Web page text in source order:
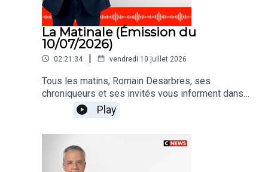
La Matinale (Émission du
10/07/2026)
02:21:34 | vendredi 10 juillet 2026
Tous les matins, Romain Desarbres, ses
chroniqueurs et ses invités vous informent dans
#LaMatinale
Play